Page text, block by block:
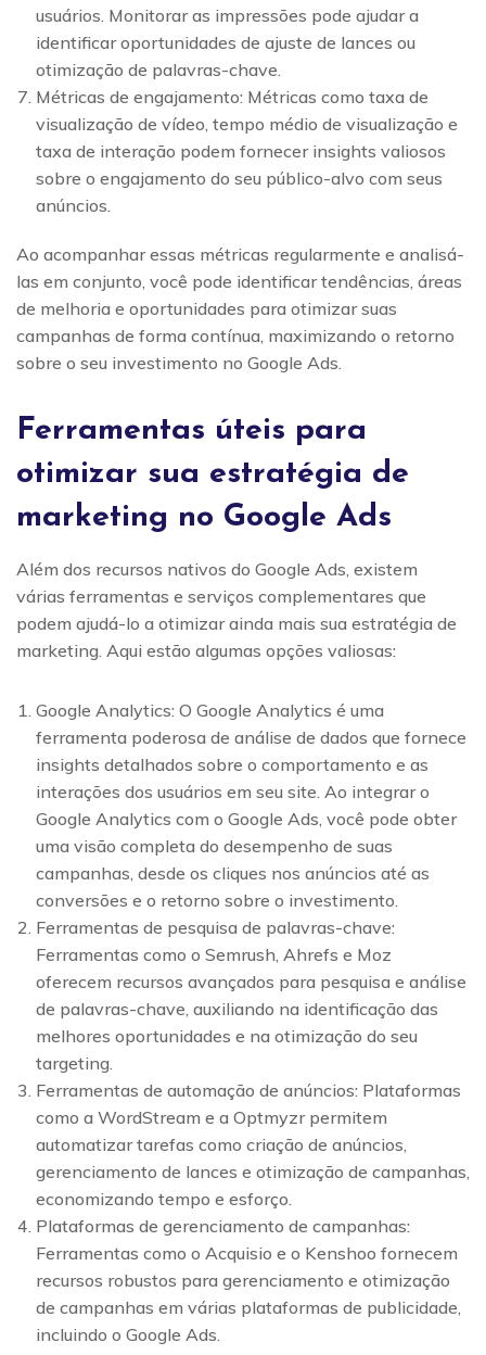
usuários. Monitorar as impressões pode ajudar a
identificar oportunidades de ajuste de lances ou
otimização de palavras-chave.
Métricas de engajamento: Métricas como taxa de
visualização de vídeo, tempo médio de visualização e
taxa de interação podem fornecer insights valiosos
sobre o engajamento do seu público-alvo com seus
anúncios.
Ao acompanhar essas métricas regularmente e analisá-
las em conjunto, você pode identificar tendências, áreas
de melhoria e oportunidades para otimizar suas
campanhas de forma contínua, maximizando o retorno
sobre o seu investimento no Google Ads.
Ferramentas úteis para
otimizar sua estratégia de
marketing no Google Ads
Além dos recursos nativos do Google Ads, existem
várias ferramentas e serviços complementares que
podem ajudá-lo a otimizar ainda mais sua estratégia de
marketing. Aqui estão algumas opções valiosas:
Google Analytics: O Google Analytics é uma
ferramenta poderosa de análise de dados que fornece
insights detalhados sobre o comportamento e as
interações dos usuários em seu site. Ao integrar o
Google Analytics com o Google Ads, você pode obter
uma visão completa do desempenho de suas
campanhas, desde os cliques nos anúncios até as
conversões e o retorno sobre o investimento.
Ferramentas de pesquisa de palavras-chave:
Ferramentas como o Semrush, Ahrefs e Moz
oferecem recursos avançados para pesquisa e análise
de palavras-chave, auxiliando na identificação das
melhores oportunidades e na otimização do seu
targeting.
Ferramentas de automação de anúncios: Plataformas
como a WordStream e a Optmyzr permitem
automatizar tarefas como criação de anúncios,
gerenciamento de lances e otimização de campanhas,
economizando tempo e esforço.
Plataformas de gerenciamento de campanhas:
Ferramentas como o Acquisio e o Kenshoo fornecem
recursos robustos para gerenciamento e otimização
de campanhas em várias plataformas de publicidade,
incluindo o Google Ads.